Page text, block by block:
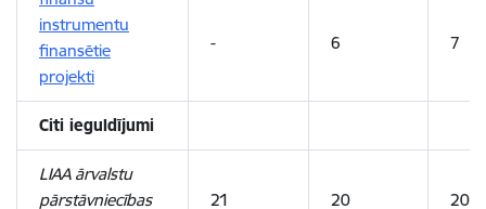
instrumentu
finansētie
projekti
- 6 7
Citi ieguldījumi
LIAA ārvalstu
pārstāvniecības
21 20 20